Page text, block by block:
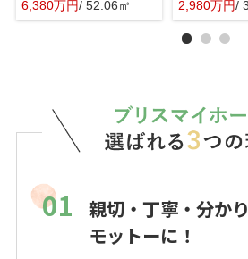
6,380万円/ 52.06㎡
2,980万円/
01
親切・丁寧・分か
モットーに！